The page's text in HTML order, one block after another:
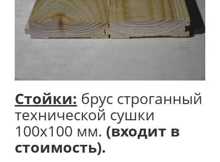
Стойки: брус строганный
технической сушки
100х100 мм. (входит в
стоимость).